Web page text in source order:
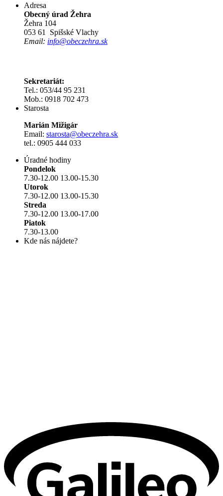
Adresa
Obecný úrad Žehra
Žehra 104
053 61 Spišské Vlachy
Email: info@obeczehra.sk
Sekretariát:
Tel.: 053/44 95 231
Mob.: 0918 702 473
Starosta
Marián Mižigár
Email: starosta@obeczehra.sk
tel.: 0905 444 033
Úradné hodiny
Pondelok
7.30-12.00 13.00-15.30
Utorok
7.30-12.00 13.00-15.30
Streda
7.30-12.00 13.00-17.00
Piatok
7.30-13.00
Kde nás nájdete?